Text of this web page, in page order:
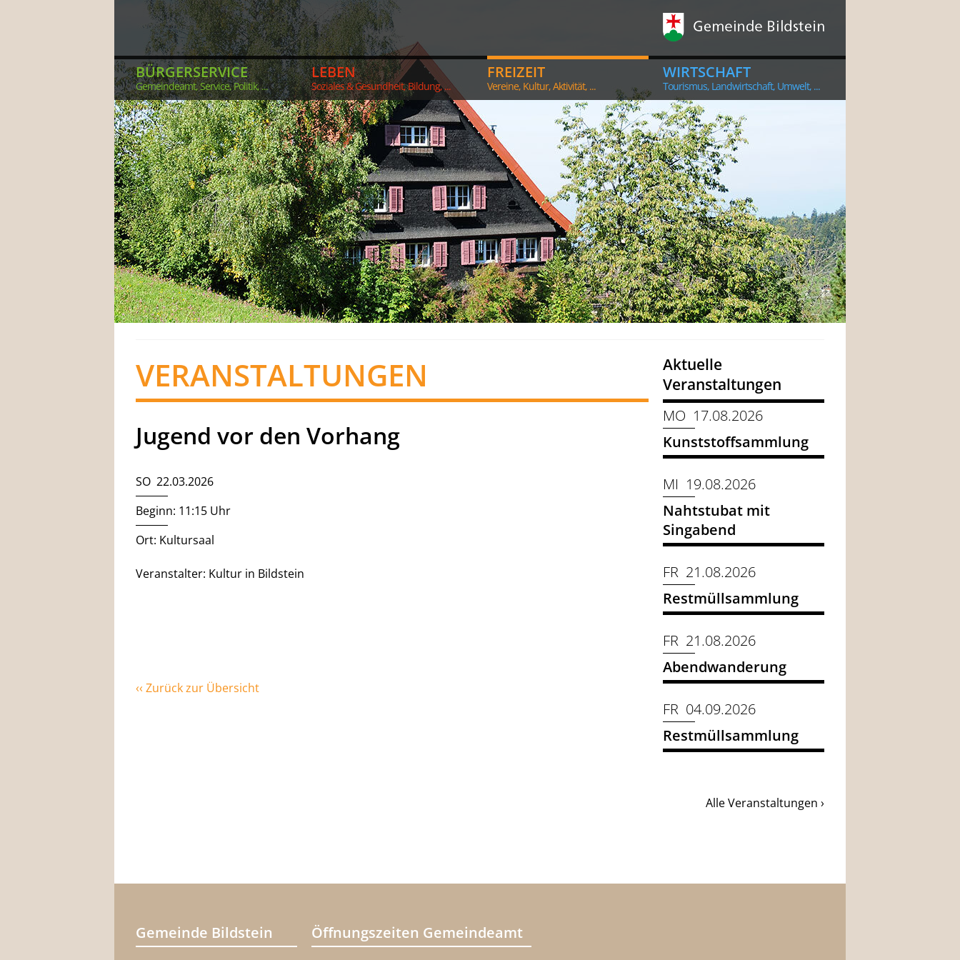
BÜRGERSERVICE
Gemeindeamt, Service, Politik, ...
LEBEN
Soziales & Gesundheit, Bildung, ...
FREIZEIT
Vereine, Kultur, Aktivität, ...
WIRTSCHAFT
Tourismus, Landwirtschaft, Umwelt, ...
VERANSTALTUNGEN
Jugend vor den Vorhang
SO 22.03.2026
Beginn: 11:15 Uhr
Ort: Kultursaal
Veranstalter: Kultur in Bildstein
‹‹ Zurück zur Übersicht
Aktuelle
Veranstaltungen
MO 17.08.2026
Kunststoffsammlung
MI 19.08.2026
Nahtstubat mit
Singabend
FR 21.08.2026
Restmüllsammlung
FR 21.08.2026
Abendwanderung
FR 04.09.2026
Restmüllsammlung
Alle Veranstaltungen ›
Gemeinde Bildstein Öffnungszeiten Gemeindeamt